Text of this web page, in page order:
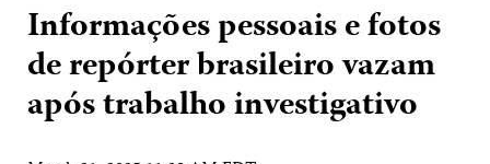
Informações pessoais e fotos
de repórter brasileiro vazam
após trabalho investigativo